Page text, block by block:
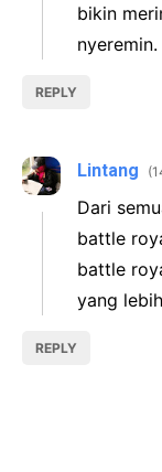
bikin
REPLY
Lintang
Dari
battle
battle
yang
REPLY